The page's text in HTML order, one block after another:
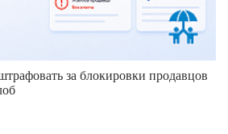
за блокировки продавцов